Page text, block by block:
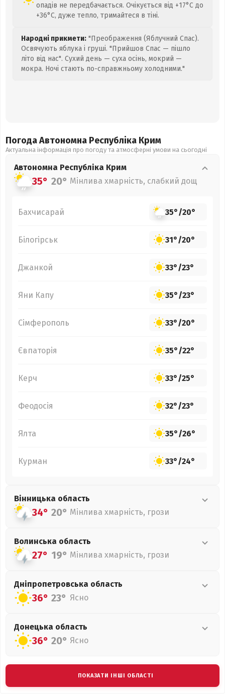
опадів не передбачається. Очікується від +17°C до
+36°C, дуже тепло, тримайтеся в тіні.
Народні прикмети: "Преображення (Яблучний Спас).
Освячують яблука і груші. "Прийшов Спас — пішло
літо від нас". Сухий день — суха осінь, мокрий —
мокра. Ночі стають по-справжньому холодними."
Погода Автономна Республіка Крим
Актуальна інформація про погоду та атмосферні умови на сьогодні
Автономна Республіка Крим
35° 20° Мінлива хмарність, слабкий дощ
Бахчисарай 35°/20°
Білогірськ 31°/20°
Джанкой 33°/23°
Яни Капу 35°/23°
Сімферополь 33°/20°
Євпаторія 35°/22°
Керч 33°/25°
Феодосія 32°/23°
Ялта 35°/26°
Курман 33°/24°
Вінницька область
34° 20° Мінлива хмарність, грози
Волинська область
27° 19° Мінлива хмарність, грози
Дніпропетровська область
36° 23° Ясно
Донецька область
36° 20° Ясно
ПОКАЗАТИ ІНШІ ОБЛАСТІ